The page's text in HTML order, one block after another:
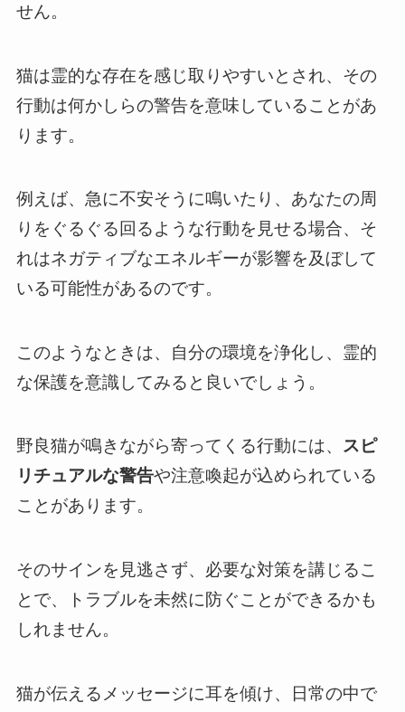
せん。
猫は霊的な存在を感じ取りやすいとされ、その
行動は何かしらの警告を意味していることがあ
ります。
例えば、急に不安そうに鳴いたり、あなたの周
りをぐるぐる回るような行動を見せる場合、そ
れはネガティブなエネルギーが影響を及ぼして
いる可能性があるのです。
このようなときは、自分の環境を浄化し、霊的
な保護を意識してみると良いでしょう。
野良猫が鳴きながら寄ってくる行動には、 スピ
リチュアルな警告や注意喚起が込められている
ことがあります。
そのサインを見逃さず、必要な対策を講じるこ
とで、トラブルを未然に防ぐことができるかも
しれません。
猫が伝えるメッセージに耳を傾け、日常の中で